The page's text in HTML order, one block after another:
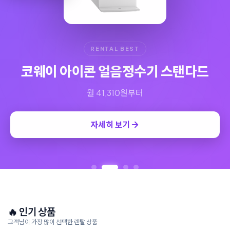
RENTAL BEST
코웨이 아이콘 얼음정수기 스탠다드
월 41,310원부터
자세히 보기
🔥 인기 상품
고객님이 가장 많이 선택한 렌탈 상품